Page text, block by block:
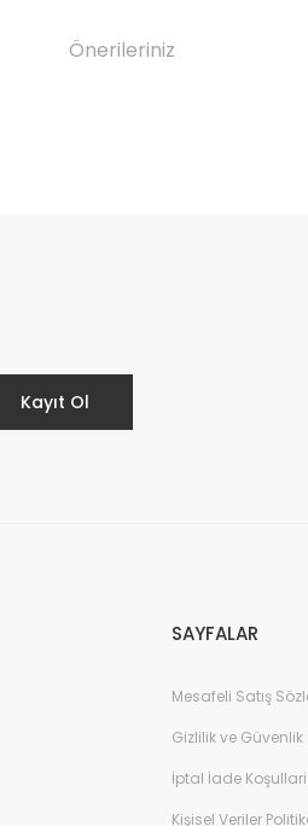
Önerileriniz
Kayıt Ol
SAYFALAR
Mesafeli Satış
Gizlilik ve Güvenlik
İptal İade Koşullari
Kişisel Veriler